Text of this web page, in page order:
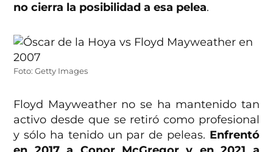
no cierra la posibilidad a esa pelea.
Foto: Getty Images
Floyd Mayweather no se ha mantenido tan
activo desde que se retiró como profesional
y sólo ha tenido un par de peleas. Enfrentó